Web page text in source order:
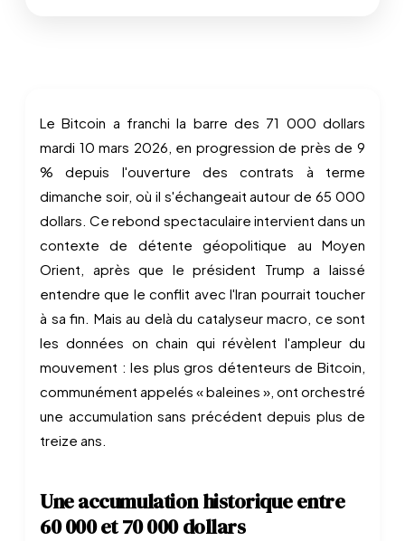
Le Bitcoin a franchi la barre des 71 000 dollars
mardi 10 mars 2026, en progression de près de 9
% depuis l'ouverture des contrats à terme
dimanche soir, où il s'échangeait autour de 65 000
dollars. Ce rebond spectaculaire intervient dans un
contexte de détente géopolitique au Moyen
Orient, après que le président Trump a laissé
entendre que le conflit avec l'Iran pourrait toucher
à sa fin. Mais au delà du catalyseur macro, ce sont
les données on chain qui révèlent l'ampleur du
mouvement : les plus gros détenteurs de Bitcoin,
communément appelés « baleines », ont orchestré
une accumulation sans précédent depuis plus de
treize ans.
Une accumulation historique entre
60 000 et 70 000 dollars